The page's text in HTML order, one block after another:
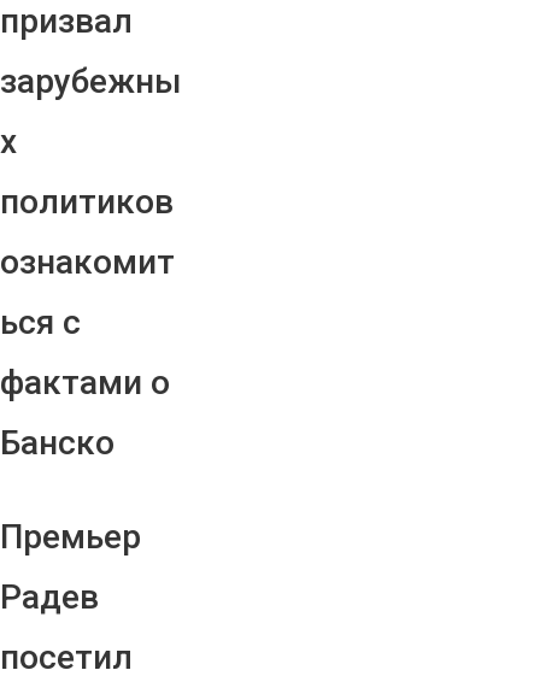
призвал
зарубежны
х
политиков
ознакомит
ься с
фактами о
Банско
Премьер
Радев
посетил